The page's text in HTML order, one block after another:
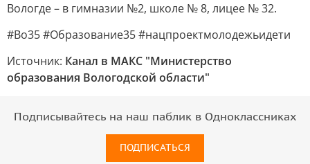
Вологде – в гимназии №2, школе № 8, лицее № 32.
#Во35 #Образование35 #нацпроектмолодежьидети
Источник: Канал в МАКС "Министерство
образования Вологодской области"
Подписывайтесь на наш паблик в Одноклассниках
ПОДПИСАТЬСЯ